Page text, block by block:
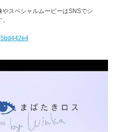
スペシャルムービーはSNSでシ